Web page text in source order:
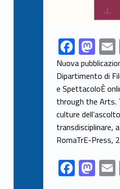
Link identifier share facebook archive #share-link-archive-39382F
ac
e
b
o
o
k
M
as
to
d
o
n
l
Nuova
Dipartimento di
e SpettacoloÈ
through the Arts.
culture
transdisciplinare,
RomaTrE-Press,
F M